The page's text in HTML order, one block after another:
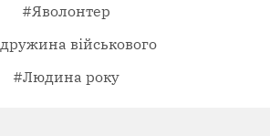
#Яволонтер
військового
#Людина року